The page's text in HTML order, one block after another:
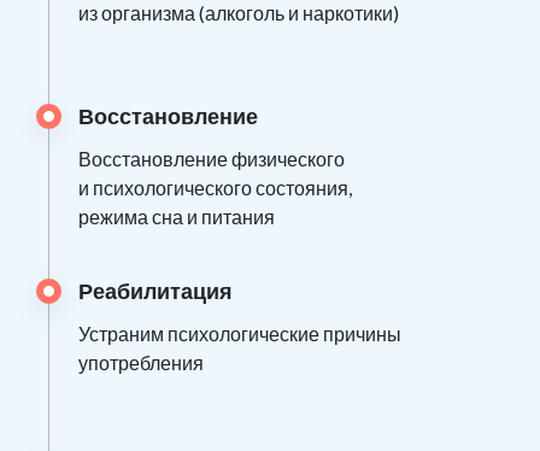
из организма (алкоголь и наркотики)
Восстановление
Восстановление физического
и психологического состояния,
режима сна и питания
Реабилитация
Устраним психологические причины
употребления